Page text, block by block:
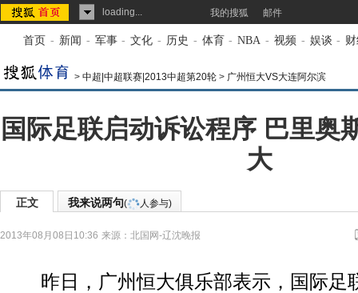
loading... 我的搜狐 邮件
首页 - 新闻 - 军事 - 文化 - 历史 - 体育 - NBA - 视频 - 娱谈 -
> 中超|中超联赛|2013中超第20轮 > 广州恒大VS大连阿尔滨
国际足联启动诉讼程序 巴里奥
大
正文 我来说两句( 人参与)
2013年08月08日10:36 来源： 北国网-辽沈晚报
昨日，广州恒大俱乐部表示，国际足